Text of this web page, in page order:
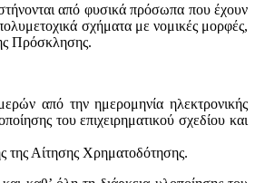
από φυσικά πρόσωπα που έχουν
σχήματα με νομικές μορφές,
Πρόσκλησης.
από την ημερομηνία ηλεκτρονικής
του επιχειρηματικού σχεδίου και
της Αίτησης Χρηματοδότησης.